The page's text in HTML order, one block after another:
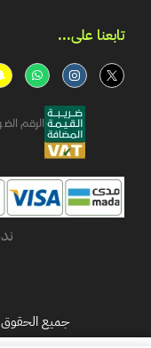
تابعنا على...​
الرقم
جميع الحقوق